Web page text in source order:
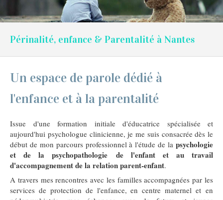
Périnalité, enfance & Parentalité à Nantes
Un espace de parole dédié à
l'enfance et à la parentalité
Issue d'une formation initiale d'éducatrice spécialisée et
aujourd'hui psychologue clinicienne, je me suis consacrée dès le
début de mon parcours professionnel à l'étude de la psychologie
et de la psychopathologie de l'enfant et au travail
d'accompagnement de la relation parent-enfant.
A travers mes rencontres avec les familles accompagnées par les
services de protection de l'enfance, en centre maternel et en